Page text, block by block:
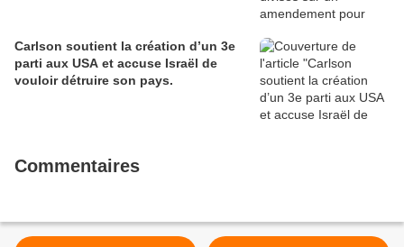
Carlson soutient la création d’un 3e
parti aux USA et accuse Israël de
vouloir détruire son pays.
Commentaires